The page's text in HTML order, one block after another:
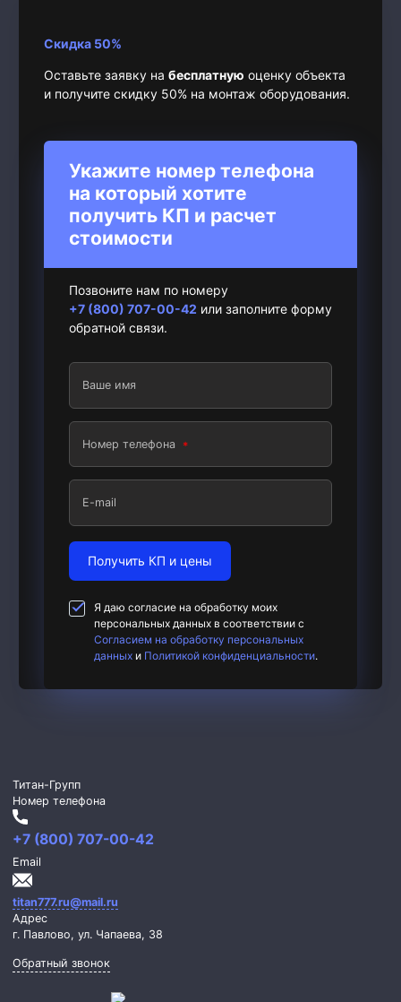
Скидка 50%
Оставьте заявку на бесплатную оценку объекта
и получите скидку 50% на монтаж оборудования.
Укажите номер телефона
на который хотите
получить КП и расчет
стоимости
Позвоните нам по номеру
+7 (800) 707-00-42 или заполните форму
обратной связи.
Ваше имя
Номер телефона
E-mail
Получить КП и цены
Я даю согласие на обработку моих
персональных данных в соответствии с
Согласием на обработку персональных
данных и Политикой конфиденциальности.
Титан-Групп
Номер телефона
+7 (800) 707-00-42
Email
titan777.ru@mail.ru
Адрес
г. Павлово, ул. Чапаева, 38
Обратный звонок